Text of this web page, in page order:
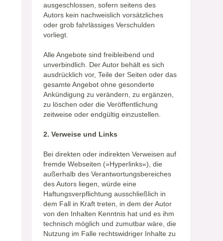
ausgeschlossen, sofern seitens des
Autors kein nachweislich vorsätzliches
oder grob fahrlässiges Verschulden
vorliegt.
Alle Angebote sind freibleibend und
unverbindlich. Der Autor behält es sich
ausdrücklich vor, Teile der Seiten oder das
gesamte Angebot ohne gesonderte
Ankündigung zu verändern, zu ergänzen,
zu löschen oder die Veröffentlichung
zeitweise oder endgültig einzustellen.
2. Verweise und Links
Bei direkten oder indirekten Verweisen auf
fremde Webseiten (»Hyperlinks«), die
außerhalb des Verantwortungsbereiches
des Autors liegen, würde eine
Haftungsverpflichtung ausschließlich in
dem Fall in Kraft treten, in dem der Autor
von den Inhalten Kenntnis hat und es ihm
technisch möglich und zumutbar wäre, die
Nutzung im Falle rechtswidriger Inhalte zu